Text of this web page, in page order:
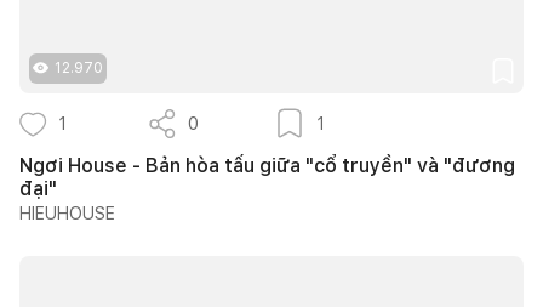
12.970
1 0 1
Ngơi House - Bản hòa tấu giữa "cổ truyền" và "đương
đại"
HIEUHOUSE